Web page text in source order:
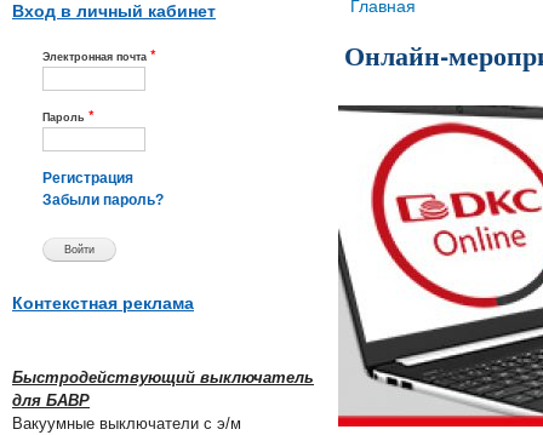
Вход в личный кабинет
Электронная почта *
Пароль *
Регистрация
Забыли пароль?
Контекстная реклама
Быстродействующий выключатель
для БАВР
Вакуумные выключатели с э/м
Вы здесь
Главная
Онлайн-